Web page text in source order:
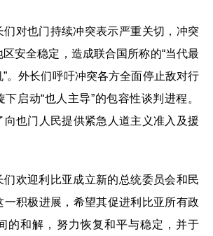
们对也门持续冲突表示严重关切，冲突
安全稳定，造成联合国所称的“当代最
。外长们呼吁冲突各方全面停止敌对行
启动“也人主导”的包容性谈判进程。
向也门人民提供紧急人道主义准入及援
们欢迎利比亚成立新的总统委员会和民
一积极进展，希望其促进利比亚所有政
的和解，努力恢复和平与稳定，并于